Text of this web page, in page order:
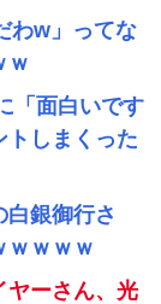
わw」ってな
ｗ
「面白いです
トしまくった
白銀御行さ
ｗｗｗｗ
ヤーさん、光